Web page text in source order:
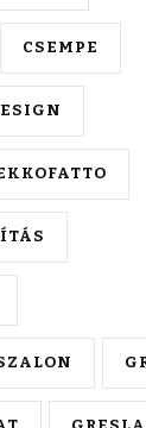
CSEMPE